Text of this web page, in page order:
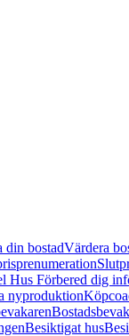
din bostadVärdera
Hus Förbered dig
nyproduktion
Besiktigat hus